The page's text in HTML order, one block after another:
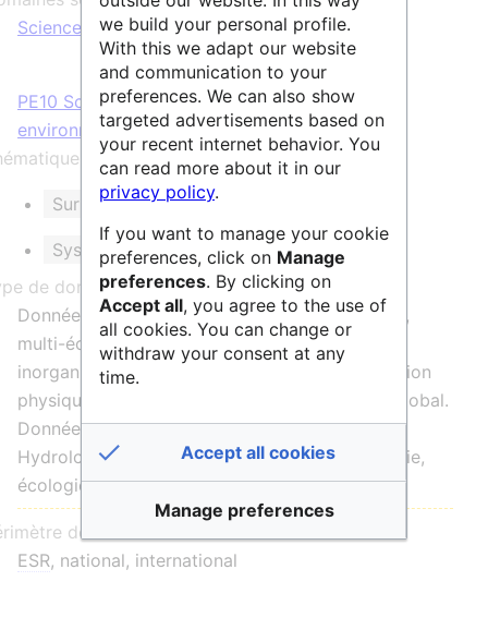
Sciences & Technologies,Vie & Santé
PE10 Sciences du Système Terre LS8 Biologie
environnementale, écologie et évolution
et/ou mots clés :
Surfaces et Interfaces continentales
Système Terre et environnement
de données :
Données multi-sites, multi-capteurs, multi-type,
multi-échelles: flux (eau, matière organique et
inorganique en solution, bilans de masse d’érosion
physique et altération chimique, changement global.
Données de télédétection. Multidisciplinaire :
Hydrologie, biogéochimie, pédologie, agronomie,
écologie.
de communauté :
ESR, national, international
we build your personal profile.
With this we adapt our website
and communication to your
preferences. We can also show
targeted advertisements based on
your recent internet behavior. You
can read more about it in our
privacy policy.
If you want to manage your cookie
preferences, click on Manage
preferences. By clicking on
Accept all, you agree to the use of
all cookies. You can change or
withdraw your consent at any
time.
Accept all cookies
Manage preferences